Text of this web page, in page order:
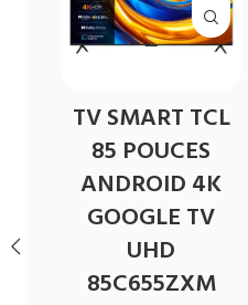
TV SMART TCL
85 POUCES
ANDROID 4K
GOOGLE TV
UHD
85C655ZXM